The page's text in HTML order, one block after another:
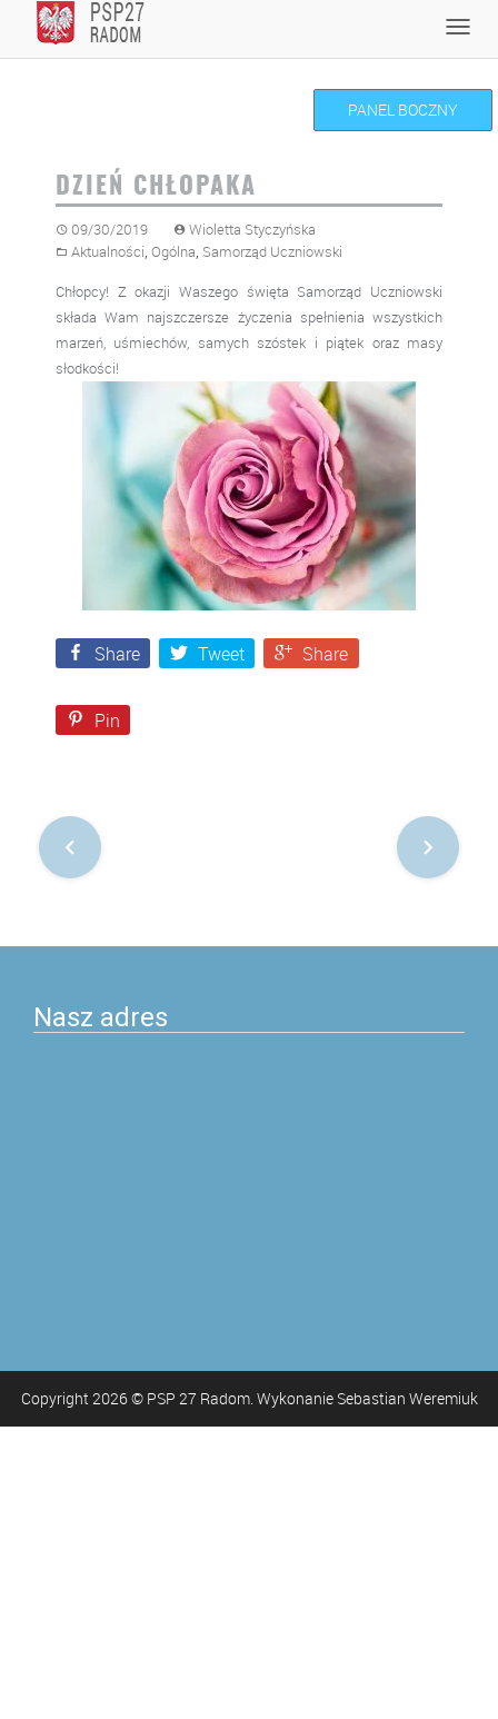
content
PANEL BOCZNY
DZIEŃ CHŁOPAKA
09/30/2019
Wioletta Styczyńska
Aktualności, Ogólna, Samorząd Uczniowski
Chłopcy! Z okazji Waszego święta Samorząd Uczniowski
składa Wam najszczersze życzenia spełnienia wszystkich
marzeń, uśmiechów, samych szóstek i piątek oraz masy
słodkości!
Share Tweet Share
Pin
Nawigacja
postach
Nasz adres
Copyright2026© PSP 27 Radom. Wykonanie Sebastian Weremiuk